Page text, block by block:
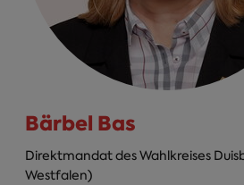
Bärbel Bas
Direktmandat des Wahlkreises
Westfalen)